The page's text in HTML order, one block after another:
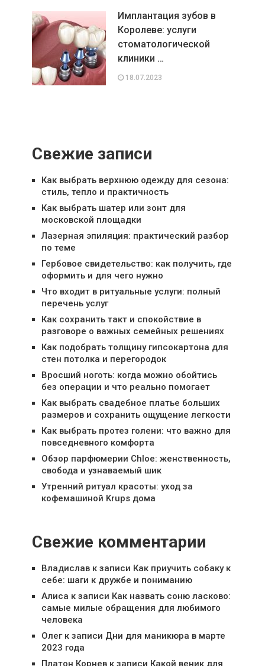
Имплантация зубов в
Королеве: услуги
стоматологической
клиники …
18.07.2023
Свежие записи
Как выбрать верхнюю одежду для сезона:
стиль, тепло и практичность
Как выбрать шатер или зонт для
московской площадки
Лазерная эпиляция: практический разбор
по теме
Гербовое свидетельство: как получить, где
оформить и для чего нужно
Что входит в ритуальные услуги: полный
перечень услуг
Как сохранить такт и спокойствие в
разговоре о важных семейных решениях
Как подобрать толщину гипсокартона для
стен потолка и перегородок
Вросший ноготь: когда можно обойтись
без операции и что реально помогает
Как выбрать свадебное платье больших
размеров и сохранить ощущение легкости
Как выбрать протез голени: что важно для
повседневного комфорта
Обзор парфюмерии Chloe: женственность,
свобода и узнаваемый шик
Утренний ритуал красоты: уход за
кофемашиной Krups дома
Свежие комментарии
Владиславк записи Как приучить собаку к
себе: шаги к дружбе и пониманию
Алиса к записи Как назвать соню ласково:
самые милые обращения для любимого
человека
Олегк записи Дни для маникюра в марте
2023 года
Платон Корневк записи Какой веник для